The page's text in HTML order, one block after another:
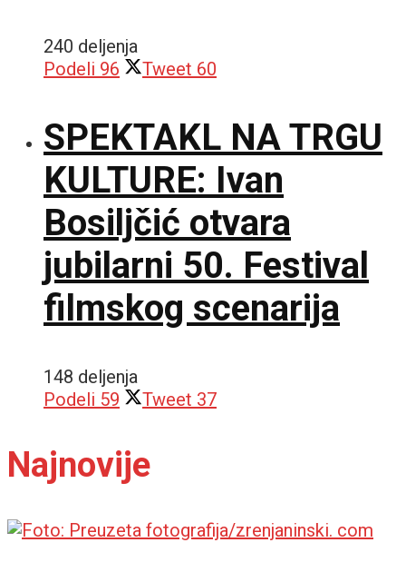
240 deljenja
Podeli 96 Tweet 60
SPEKTAKL NA TRGU
KULTURE: Ivan
Bosiljčić otvara
jubilarni 50. Festival
filmskog scenarija
148 deljenja
Podeli 59 Tweet 37
Najnovije